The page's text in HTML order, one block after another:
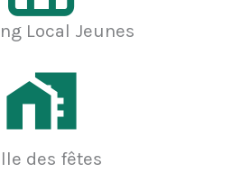
Local Jeunes
des fêtes